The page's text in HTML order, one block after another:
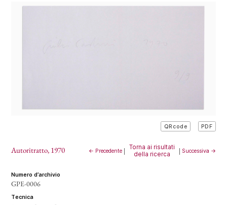
QRcode PDF
Autoritratto, 1970 ← Precedente|
Torna ai risultati
della ricerca
Successiva →
numero d’archivio
GPE-0006
tecnica